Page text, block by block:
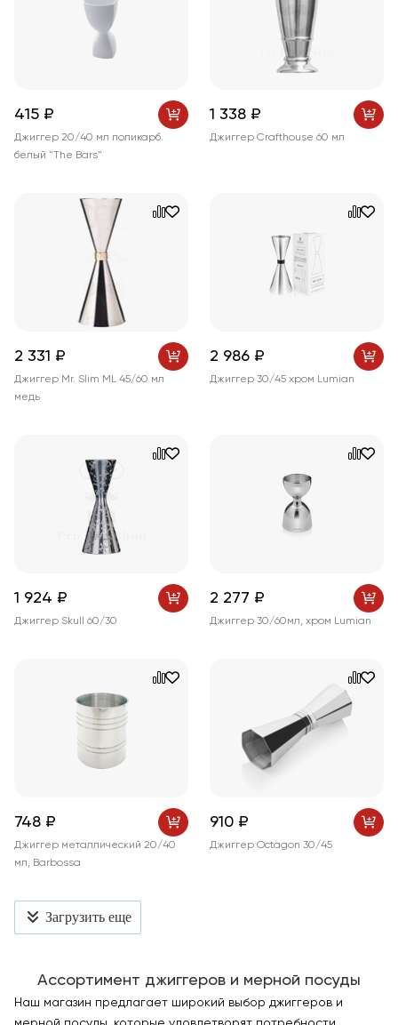
415 ₽
Джиггер 20/40 мл поликарб.
белый "The Bars"
1 338 ₽
Джиггер Crafthouse 60 мл
2 331 ₽
Джиггер Mr. Slim ML 45/60 мл
медь
2 986 ₽
Джиггер 30/45 хром Lumian
1 924 ₽
Джиггер Skull 60/30
2 277 ₽
Джиггер 30/60мл, хром Lumian
748 ₽
Джиггер металлический 20/40
мл, Barbossa
910 ₽
Джиггер Octagon 30/45
Загрузить еще
Ассортимент джиггеров и мерной посуды
Наш магазин предлагает широкий выбор джиггеров и